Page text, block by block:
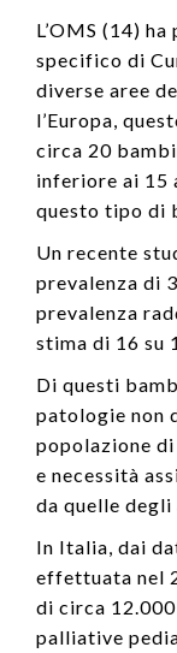
L’OMS (14)
specifico di
diverse aree
l’Europa,
circa 20
inferiore ai 15
questo tipo di
Un recente
prevalenza di
prevalenza
stima di 16 su
Di questi
patologie non
popolazione
e necessità
da quelle
In Italia, dai
effettuata nel
di circa
palliative